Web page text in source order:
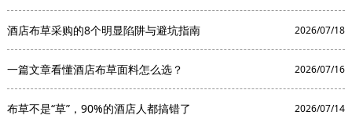
酒店布草采购的8个明显陷阱与避坑指南 2026/07/18
一篇文章看懂酒店布草面料怎么选？ 2026/07/16
布草不是“草”，90%的酒店人都搞错了 2026/07/14